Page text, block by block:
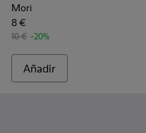
Mori
8 €
10 € -20%
Añadir